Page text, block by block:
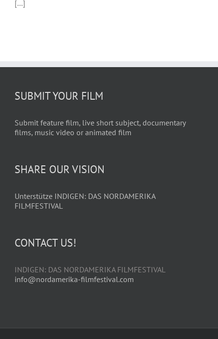
[…]
SUBMIT YOUR FILM
Submit feature film, live short subject, documentary
films, music video or animated film
SHARE OUR VISION
Unterstütze INDIGEN: DAS NORDAMERIKA
FILMFESTIVAL
CONTACT US!
INDIGEN: DAS NORDAMERIKA FILMFESTIVAL
info@nordamerika-filmfestival.com